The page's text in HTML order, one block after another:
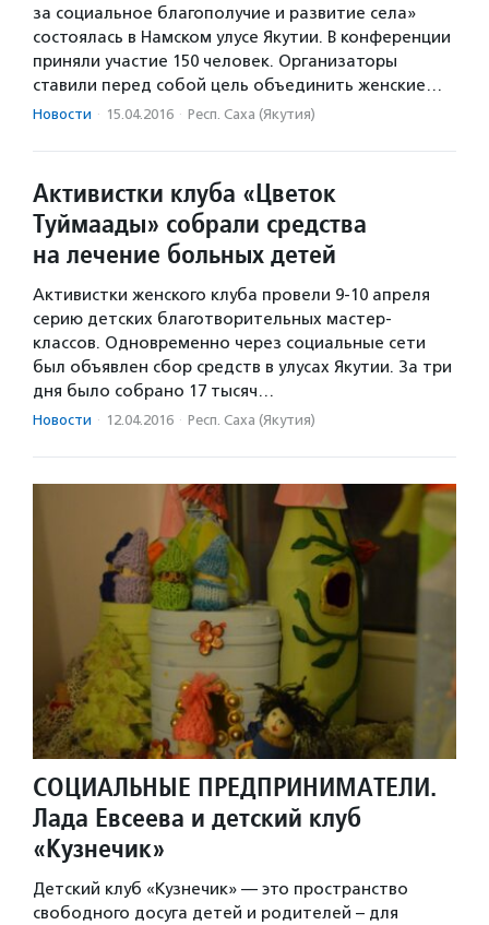
за социальное благополучие и развитие села»
состоялась в Намском улусе Якутии. В конференции
приняли участие 150 человек. Организаторы
ставили перед собой цель объединить женские…
Новости · 15.04.2016 · Респ. Саха (Якутия)
Активистки клуба «Цветок
Туймаады» собрали средства
на лечение больных детей
Активистки женского клуба провели 9-10 апреля
серию детских благотворительных мастер-
классов. Одновременно через социальные сети
был объявлен сбор средств в улусах Якутии. За три
дня было собрано 17 тысяч…
Новости · 12.04.2016 · Респ. Саха (Якутия)
СОЦИАЛЬНЫЕ ПРЕДПРИНИМАТЕЛИ.
Лада Евсеева и детский клуб
«Кузнечик»
Детский клуб «Кузнечик» — это пространство
свободного досуга детей и родителей – для